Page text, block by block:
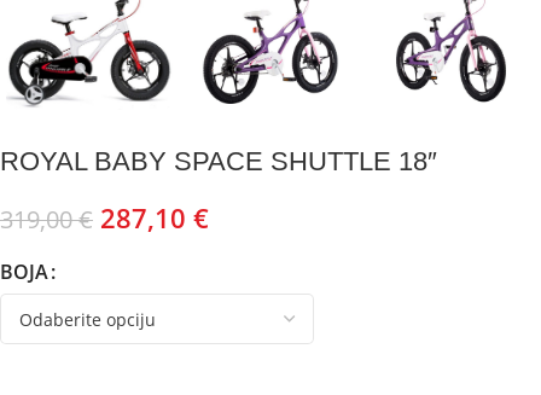
ROYAL BABY SPACE SHUTTLE 18″
319,00€ 287,10 €
BOJA